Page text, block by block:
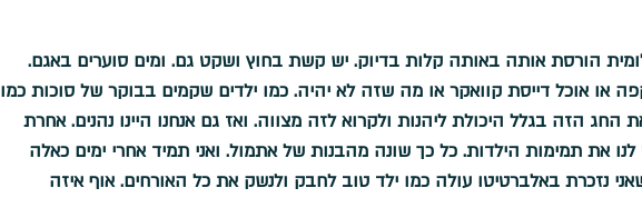
הורסת אותה באותה קלות בדיוק. יש קשת בחוץ ושקט גם. ומים סוערים באגם.
או אוכל דייסת קוואקר או מה שזה לא יהיה. כמו ילדים שקמים בבוקר של סוכות כמו
הזה בגלל היכולת ליהנות ולקרוא לזה מצווה. ואז גם אנחנו היינו נהנים. אחרת
את תמימות הילדות. כל כך שונה מהבנות של אתמול. ואני תמיד אחרי ימים כאלה
נזכרת באלברטיטו עולה כמו ילד טוב לחבק ולנשק את כל האורחים. אוף איזה